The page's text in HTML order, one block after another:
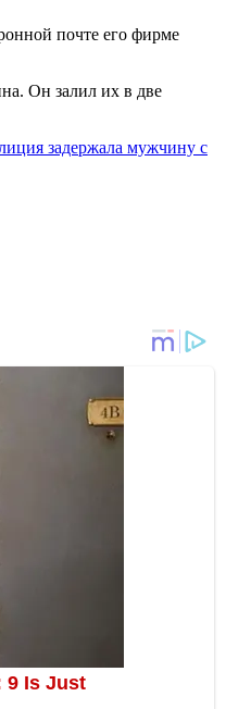
почте его фирме
Он залил их в две
задержала мужчину с